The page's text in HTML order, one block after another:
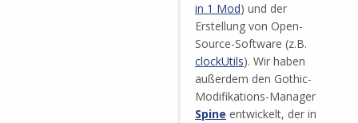
in 1 Mod) und der
Erstellung von Open-
Source-Software (z.B.
clockUtils). Wir haben
außerdem den Gothic-
Modifikations-Manager
Spine entwickelt, der in